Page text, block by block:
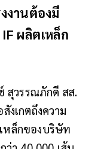
งานต้องมี
ผลิตเหล็ก
สุวรรณภักดี สส.
งเกตถึงความ
หล็กของบริษัท